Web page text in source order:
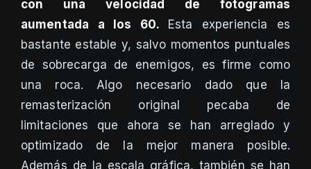
con una velocidad de fotogramas
aumentada a los 60. Esta experiencia es
bastante estable y, salvo momentos puntuales
de sobrecarga de enemigos, es firme como
una roca. Algo necesario dado que la
remasterización original pecaba de
limitaciones que ahora se han arreglado y
optimizado de la mejor manera posible.
Además de la escala gráfica, también se han